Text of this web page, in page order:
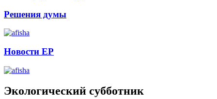
Решения думы
Новости ЕР
Экологический субботник